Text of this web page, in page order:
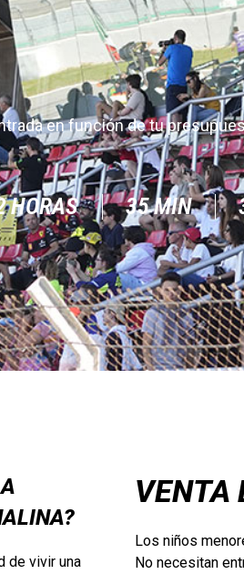
en función de tu
HORAS 35MIN
de vivir una
VENTA
Los niños
No necesitan